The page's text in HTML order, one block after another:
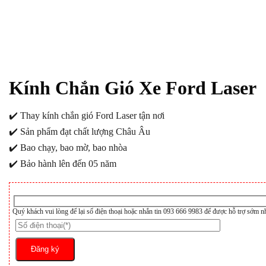
Kính Chắn Gió Xe Ford Laser
✔️ Thay kính chắn gió Ford Laser tận nơi
✔️ Sản phẩm đạt chất lượng Châu Âu
✔️ Bao chạy, bao mờ, bao nhòa
✔️ Bảo hành lên đến 05 năm
Quý khách vui lòng để lại số điện thoại hoặc nhắn tin 093 666 9983 để được hỗ trợ sớm